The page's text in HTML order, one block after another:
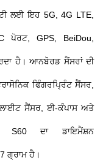
ਲਈ ਇਹ 5G, 4G LTE,
GPS, BeiDou,
ਹੈ। ਆਨਬੋਰਡ ਸੈਂਸਰਾਂ ਦੀ
ਫਿੰਗਰਪ੍ਰਿੰਟ ਸੈਂਸਰ,
ਸੈਂਸਰ, ਈ-ਕੰਪਾਸ ਅਤੇ
ਦਾ ਡਾਇਮੈਂਸ਼ਨ
ਗ੍ਰਾਮ ਹੈ।